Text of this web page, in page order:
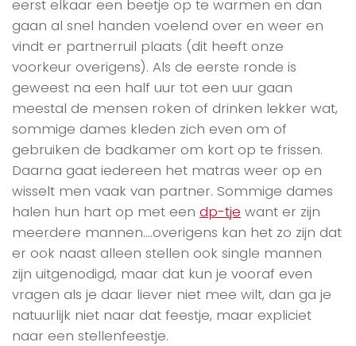
eerst elkaar een beetje op te warmen en dan
gaan al snel handen voelend over en weer en
vindt er partnerruil plaats (dit heeft onze
voorkeur overigens). Als de eerste ronde is
geweest na een half uur tot een uur gaan
meestal de mensen roken of drinken lekker wat,
sommige dames kleden zich even om of
gebruiken de badkamer om kort op te frissen.
Daarna gaat iedereen het matras weer op en
wisselt men vaak van partner. Sommige dames
halen hun hart op met een dp-tje want er zijn
meerdere mannen….overigens kan het zo zijn dat
er ook naast alleen stellen ook single mannen
zijn uitgenodigd, maar dat kun je vooraf even
vragen als je daar liever niet mee wilt, dan ga je
natuurlijk niet naar dat feestje, maar expliciet
naar een stellenfeestje.